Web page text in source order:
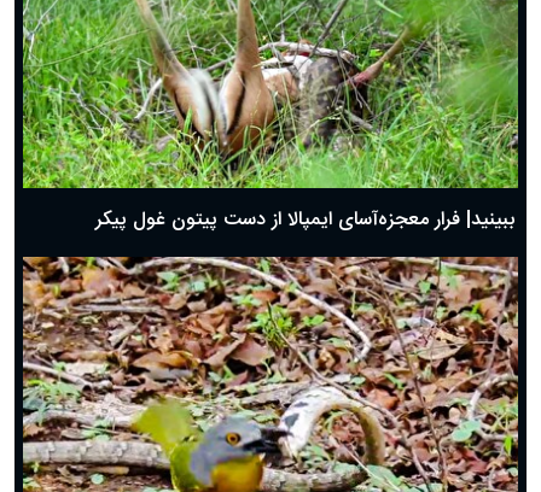
ببینید| فرار معجزه‌آسای ایمپالا از دست پیتون غول پیکر